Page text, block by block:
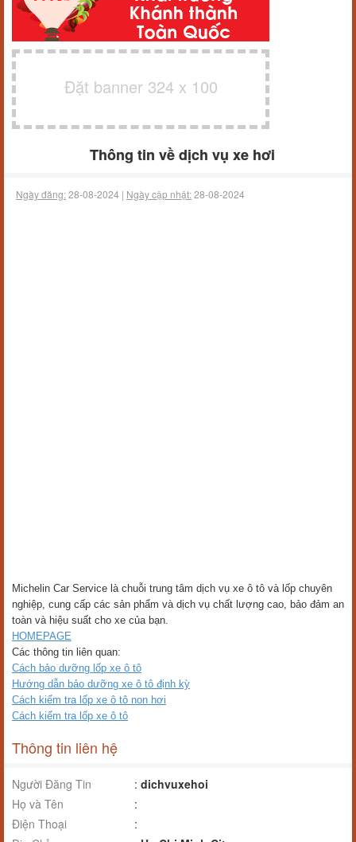
Đặt banner 324 x 100
Thông tin về dịch vụ xe hơi
Ngày đăng:28-08-2024 | Ngày cập nhật:28-08-2024
Michelin Car Service là chuỗi trung tâm dịch vụ xe ô tô và lốp chuyên
nghiệp, cung cấp các sản phẩm và dịch vụ chất lượng cao, bảo đảm an
toàn và hiệu suất cho xe của bạn.
HOMEPAGE
Các thông tin liên quan:
Cách bảo dưỡng lốp xe ô tô
Hướng dẫn bảo dưỡng xe ô tô định kỳ
Cách kiểm tra lốp xe ô tô non hơi
Cách kiểm tra lốp xe ô tô
Thông tin liên hệ
Người Đăng Tin : dichvuxehoi
Họ và Tên
:
Điện Thoại
: